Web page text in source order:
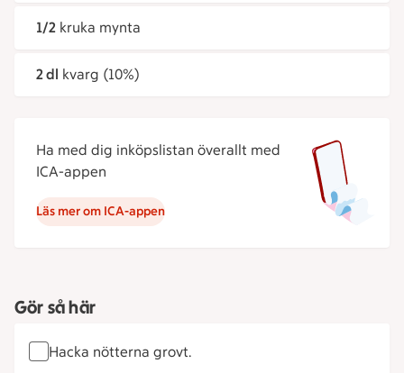
1/2 kruka mynta
2 dl kvarg (10%)
Ha med dig inköpslistan överallt med
ICA-appen
Läs mer om ICA-appen
Gör så här
Hacka nötterna grovt.